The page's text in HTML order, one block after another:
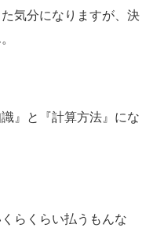
気分になりますが、決
』と『計算方法』にな
らくらい払うもんな